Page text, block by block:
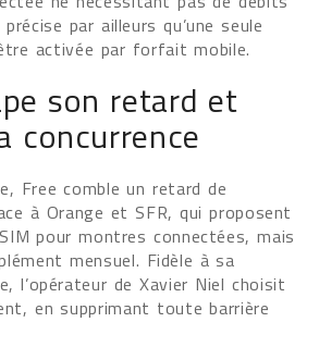
par ailleurs qu’une seule
activée par forfait mobile.
son retard et
concurrence
Free comble un retard de
à Orange et SFR, qui proposent
pour montres connectées, mais
mensuel. Fidèle à sa
l’opérateur de Xavier Niel choisit
en supprimant toute barrière